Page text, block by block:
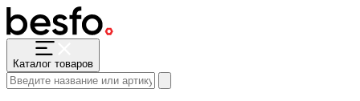
Каталог товаров